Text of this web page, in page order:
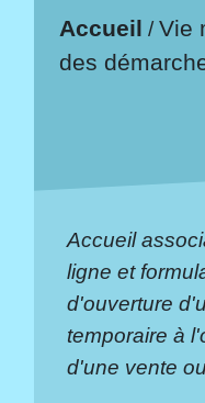
Accueil /Vie
des
Accueil
ligne et
d'ouverture
temporaire à
d'une vente